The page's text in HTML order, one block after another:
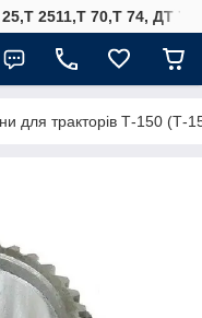
2511,Т 70,Т 74, ДТ
для тракторів Т-150